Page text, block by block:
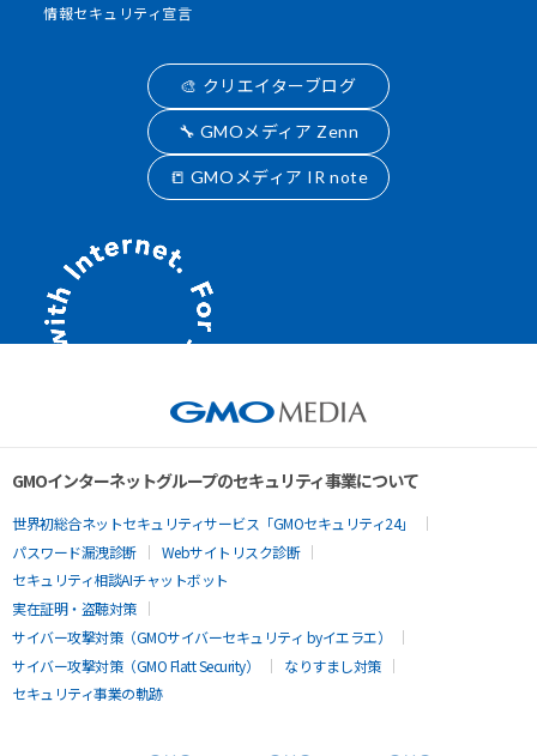
情報セキュリティ宣言
🎨 クリエイターブログ
🔧 GMOメディア Zenn
📒 GMOメディア IR note
GMOインターネットグループのセキュリティ事業について
世界初総合ネットセキュリティサービス「GMOセキュリティ24」
パスワード漏洩診断
Webサイトリスク診断
セキュリティ相談AIチャットボット
実在証明・盗聴対策
サイバー攻撃対策（GMOサイバーセキュリティ byイエラエ）
サイバー攻撃対策（GMO Flatt Security）
なりすまし対策
セキュリティ事業の軌跡